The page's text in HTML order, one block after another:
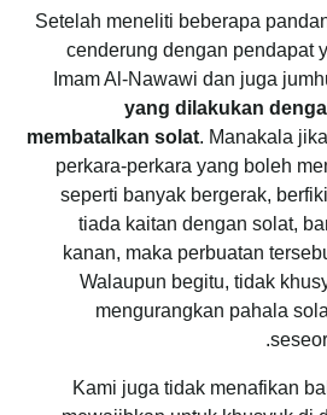
Setelah meneliti beberapa
cenderung dengan pendapat
Imam Al-Nawawi dan juga
yang dilakukan
membatalkan solat. Manakala
perkara-perkara yang boleh
seperti banyak bergerak,
tiada kaitan dengan solat,
kanan, maka perbuatan
Walaupun begitu, tidak
mengurangkan pahala
Kami juga tidak menafikan